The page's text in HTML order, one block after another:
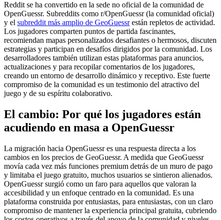
Reddit se ha convertido en la sede no oficial de la comunidad de
OpenGuessr. Subreddits como r/OpenGuessr (la comunidad oficial)
y el subreddit más amplio de GeoGuessrestán repletos de actividad.
Los jugadores comparten puntos de partida fascinantes,
recomiendan mapas personalizados desafiantes o hermosos, discuten
estrategias y participan en desafíos dirigidos por la comunidad. Los
desarrolladores también utilizan estas plataformas para anuncios,
actualizaciones y para recopilar comentarios de los jugadores,
creando un entorno de desarrollo dinámico y receptivo. Este fuerte
compromiso de la comunidad es un testimonio del atractivo del
juego y de su espíritu colaborativo.
El cambio: Por qué los jugadores están
acudiendo en masa a OpenGuessr
La migración hacia OpenGuessr es una respuesta directa a los
cambios en los precios de GeoGuessr. A medida que GeoGuessr
movía cada vez más funciones premium detrás de un muro de pago
y limitaba el juego gratuito, muchos usuarios se sintieron alienados.
OpenGuessr surgió como un faro para aquellos que valoran la
accesibilidad y un enfoque centrado en la comunidad. Es una
plataforma construida por entusiastas, para entusiastas, con un claro
compromiso de mantener la experiencia principal gratuita, cubriendo